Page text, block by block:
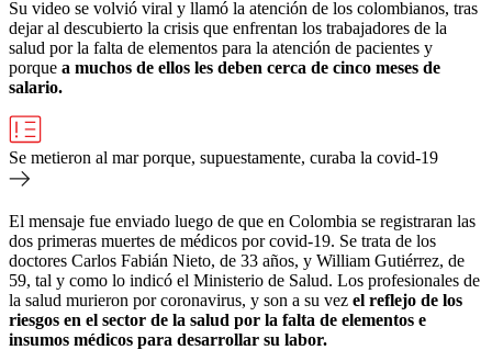
Su video se volvió viral y llamó la atención de los colombianos, tras
dejar al descubierto la crisis que enfrentan los trabajadores de la
salud por la falta de elementos para la atención de pacientes y
porque a muchos de ellos les deben cerca de cinco meses de
salario.
Se metieron al mar porque, supuestamente, curaba la covid-19
El mensaje fue enviado luego de que en Colombia se registraran las
dos primeras muertes de médicos por covid-19. Se trata de los
doctores Carlos Fabián Nieto, de 33 años, y William Gutiérrez, de
59, tal y como lo indicó el Ministerio de Salud. Los profesionales de
la salud murieron por coronavirus, y son a su vez el reflejo de los
riesgos en el sector de la salud por la falta de elementos e
insumos médicos para desarrollar su labor.